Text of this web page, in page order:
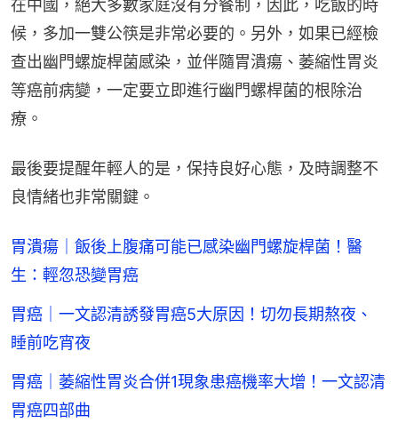
在中國，絕大多數家庭沒有分餐制，因此，吃飯的時
候，多加一雙公筷是非常必要的。另外，如果已經檢
查出幽門螺旋桿菌感染，並伴隨胃潰瘍、萎縮性胃炎
等癌前病變，一定要立即進行幽門螺桿菌的根除治
療。
最後要提醒年輕人的是，保持良好心態，及時調整不
良情緒也非常關鍵。
胃潰瘍｜飯後上腹痛可能已感染幽門螺旋桿菌！醫
生：輕忽恐變胃癌
胃癌｜一文認清誘發胃癌5大原因！切勿長期熬夜、
睡前吃宵夜
胃癌｜萎縮性胃炎合併1現象患癌機率大增！一文認清
胃癌四部曲